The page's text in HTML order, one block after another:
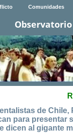
Comunidades
de
para presentar
dicen al gigante